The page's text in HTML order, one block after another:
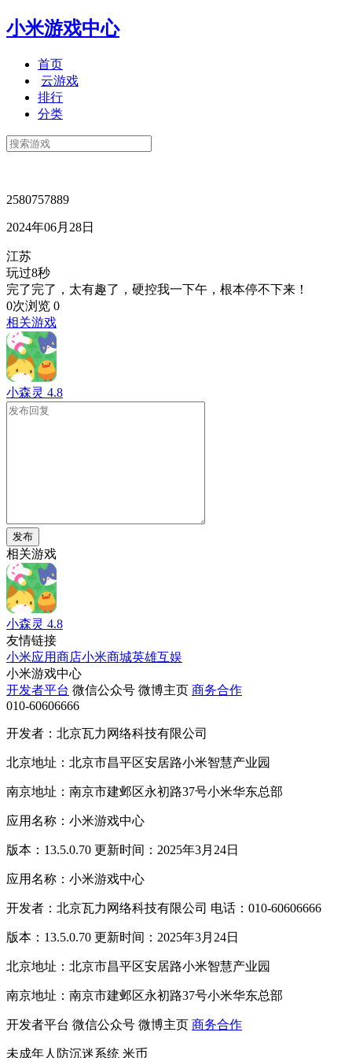
小米游戏中心
首页
云游戏
排行
分类
2580757889
2024年06月28日
江苏
玩过8秒
完了完了，太有趣了，硬控我一下午，根本停不下来！
0次浏览 0
相关游戏
小森灵 4.8
发布
相关游戏
小森灵 4.8
友情链接
小米应用商店小米商城英雄互娱
小米游戏中心
开发者平台 微信公众号 微博主页 商务合作
010-60606666
开发者：北京瓦力网络科技有限公司
北京地址：北京市昌平区安居路小米智慧产业园
南京地址：南京市建邺区永初路37号小米华东总部
应用名称：小米游戏中心
版本：13.5.0.70 更新时间：2025年3月24日
应用名称：小米游戏中心
开发者：北京瓦力网络科技有限公司 电话：010-60606666
版本：13.5.0.70 更新时间：2025年3月24日
北京地址：北京市昌平区安居路小米智慧产业园
南京地址：南京市建邺区永初路37号小米华东总部
开发者平台 微信公众号 微博主页 商务合作
未成年人防沉迷系统 米币